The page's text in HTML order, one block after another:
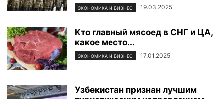
ЭКОНОМИКА И БИЗНЕС 19.03.2025
Кто главный мясоед в СНГ и ЦА,
какое место...
ЭКОНОМИКА И БИЗНЕС 17.01.2025
Узбекистан признан лучшим